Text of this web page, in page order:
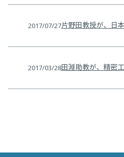
2017/07/27片野田教授が、日
2017/03/28田淵助教が、精密